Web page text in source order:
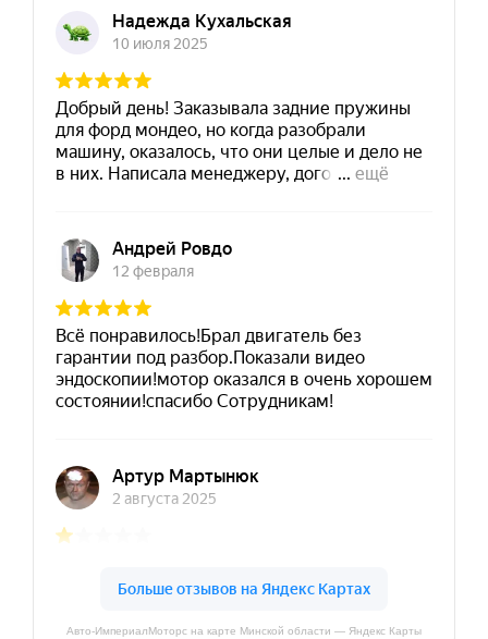
Авто-ИмпериалМоторс на карте Минской области — Яндекс Карты